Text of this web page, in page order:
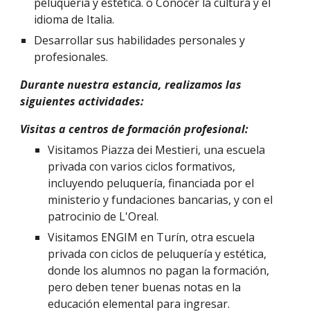
idioma de Italia.
Desarrollar sus habilidades personales y
profesionales.
Durante nuestra estancia, realizamos las
siguientes actividades:
Visitas a centros de formación profesional:
Visitamos Piazza dei Mestieri, una escuela
privada con varios ciclos formativos,
incluyendo peluquería, financiada por el
ministerio y fundaciones bancarias, y con el
patrocinio de L'Oreal.
Visitamos ENGIM en Turín, otra escuela
privada con ciclos de peluquería y estética,
donde los alumnos no pagan la formación,
pero deben tener buenas notas en la
educación elemental para ingresar.